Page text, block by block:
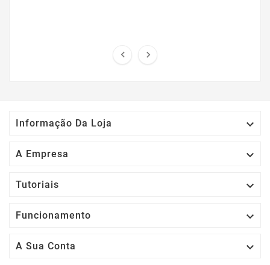
 
Informação Da Loja 
A Empresa 
Tutoriais 
Funcionamento 
A Sua Conta 